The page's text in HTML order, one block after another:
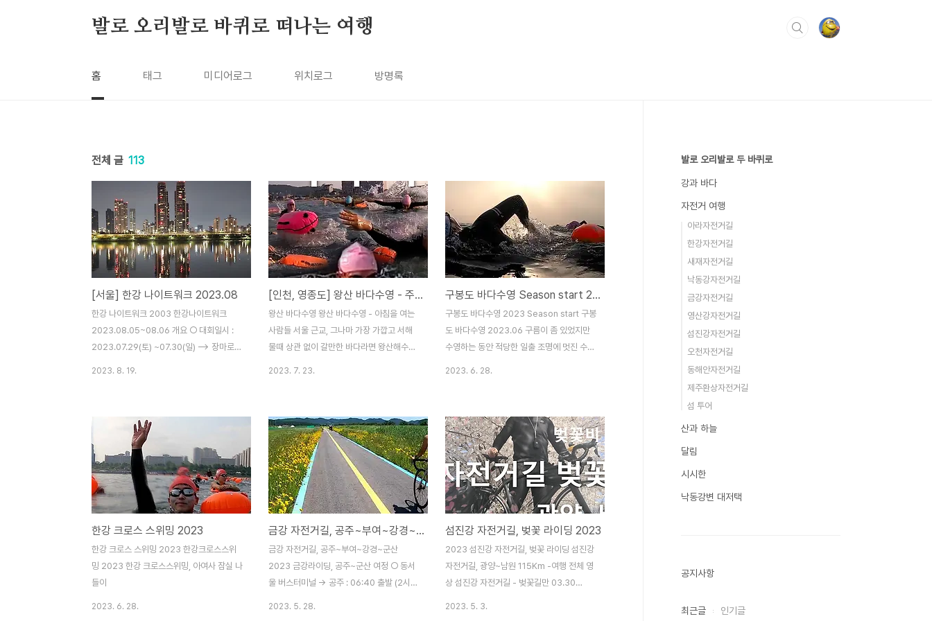
발로 오리발로 바퀴로 떠나는 여행
홈 태그 미디어로그 위치로그 방명록
전체 글 113
[서울] 한강 나이트워크 2023.08
한강 나이트워크 2003 한강나이트워크
2023.08.05~08.06 개요 ○ 대회일시 :
2023.07.29(토) ~07.30(일) --> 장마로
(제한 6시간), 42K (제한 11시간), 뭐 제한시
간 조금 넘겨도 완주메달은 준다~ 기념품 배
송기념품은 좀 심심하고, 현장 기념품 중 먹
을거리는 작년보다 좀 부실했다. 특히 몇몇
CP에서는 재고소진되어 물 한 병도 받을 수
없었다. 전체적으로 2022년보다 별로... 대
회코스 총 41Km 서울시 15개 다리를 왕복
으로 통과하는 코스다. 방향은 2022년(시
계..
2023. 8. 19.
[인천, 영종도] 왕산 바다수영 - 주말 바다 나들이
왕산 바다수영 왕산 바다수영 - 아침을 여는
사람들 서울 근교, 그나마 가장 가깝고 서해
물때 상관 없이 갈만한 바다라면 왕산해수욕
2023. 7. 23.
구봉도 바다수영 Season start 2023
구봉도 바다수영 2023 Season start 구봉
도 바다수영 2023.06 구름이 좀 있었지만
수영하는 동안 적당한 일출 조명에 멋진 수면
2023. 6. 28.
한강 크로스 스위밍 2023
한강 크로스 스위밍 2023 한강크로스스위
밍 2023 한강 크로스스위밍, 아여사 잠실 나
들이
2023. 6. 28.
금강 자전거길, 공주~부여~강경~군산
금강 자전거길, 공주~부여~강경~군산
2023 금강라이딩, 공주~군산 여정 ○ 동서
울 버스터미널 → 공주 : 06:40 출발 (2시간
2023. 5. 28.
섬진강 자전거길, 벚꽃 라이딩 2023
2023 섬진강 자전거길, 벚꽃 라이딩 섬진강
자전거길, 광양~남원 115Km -여행 전체 영
상 섬진강 자전거길 - 벚꽃길만 03.30
2023. 5. 3.
발로 오리발로 두 바퀴로
강과 바다
자전거 여행
아라자전거길
한강자전거길
새재자전거길
낙동강자전거길
금강자전거길
영산강자전거길
섬진강자전거길
오천자전거길
동해안자전거길
제주환상자전거길
섬 투어
산과 하늘
달림
시시한
낙동강변 대저택
공지사항
최근글 인기글